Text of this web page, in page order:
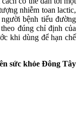
nhiễm toan lactic,
bệnh tiểu đường
đúng chỉ định của
khi dùng để hạn chế
sức khỏe Đông Tây